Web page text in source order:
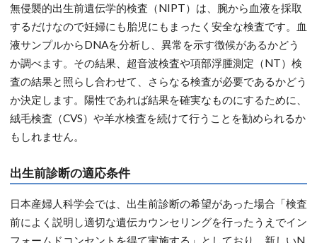
無侵襲的出生前遺伝学的検査（NIPT）は、腕から血液を採取
するだけなので妊婦にも胎児にもまったく安全な検査です。血
液サンプルからDNAを分析し、異常を示す徴候があるかどう
か調べます。その結果、超音波検査や項部浮腫測定（NT）検
査の結果と照らし合わせて、さらなる検査が必要であるかどう
か決定します。陽性であれば結果を確実なものにするために、
絨毛検査（CVS）や羊水検査を続けて行うことを勧められるか
もしれません。
出生前診断の適応条件
日本産婦人科学会では、出生前診断の希望があった場合「検査
前によく説明し適切な遺伝カウンセリングを行ったうえでイン
フォームドコンセントを得て実施する」としており、新しいN